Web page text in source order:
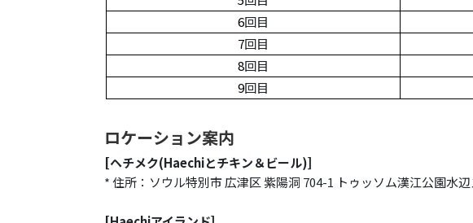
6回目
7回目
8回目
9回目
ロケーション案内
[ヘチメク(Haechiとチキン＆ビール)]
* 住所：ソウル特別市 広津区 紫陽洞 704-1 トゥッソム漢江公園水